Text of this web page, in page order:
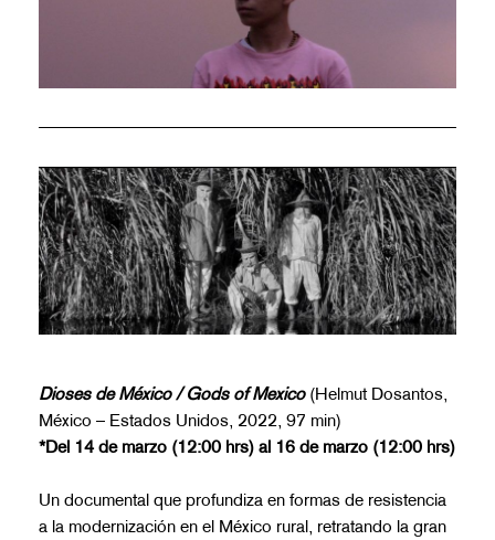
Dioses de México / Gods of Mexico(Helmut Dosantos,
México – Estados Unidos, 2022, 97 min)
*Del 14 de marzo (12:00 hrs) al 16 de marzo (12:00 hrs)
Un documental que profundiza en formas de resistencia
a la modernización en el México rural, retratando la gran